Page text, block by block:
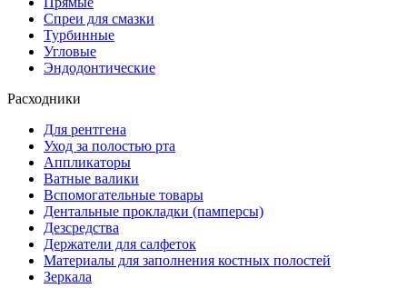
Спреи для смазки
Турбинные
Угловые
Эндодонтические
Расходники
Для рентгена
Уход за полостью рта
Аппликаторы
Ватные валики
Вспомогательные товары
Дентальные прокладки (памперсы)
Дезсредства
Держатели для салфеток
Материалы для заполнения костных полостей
Зеркала